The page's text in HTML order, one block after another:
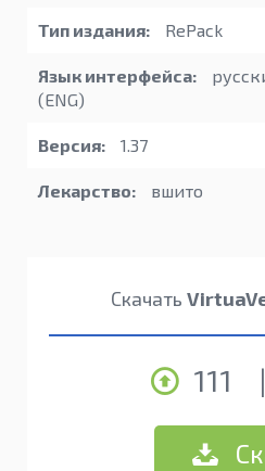
Тип издания: RePack
Язык интерфейса:
(ENG)
Версия: 1.37
Лекарство: вшито
Скачать
111 |